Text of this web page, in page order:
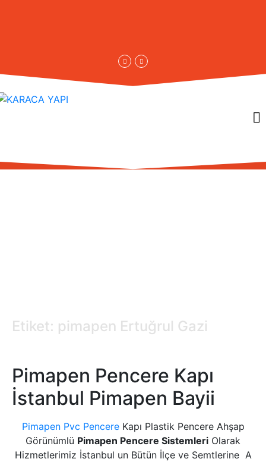
Etiket: pimapen Ertuğrul Gazi
Pimapen Pencere Kapı
İstanbul Pimapen Bayii
Pimapen Pvc PencereKapı Plastik Pencere Ahşap
Görünümlü Pimapen Pencere Sistemleri Olarak
Hizmetlerimiz İstanbul un Bütün İlçe ve Semtlerine A